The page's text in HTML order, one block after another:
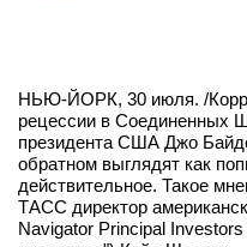
Lifestyle
Мероприятия
Новости
НЬЮ-ЙОРК, 30 июля. /
рецессии в Соединенных
президента США Джо
обратном выглядят как
действительное. Такое
ТАСС директор
Navigator Principal